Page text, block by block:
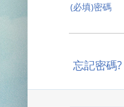
(必填)密碼
忘記密碼?